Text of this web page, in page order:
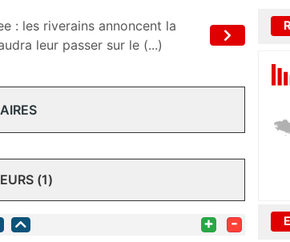
: les riverains annoncent la
leur passer sur le (...)
(1)
+ -